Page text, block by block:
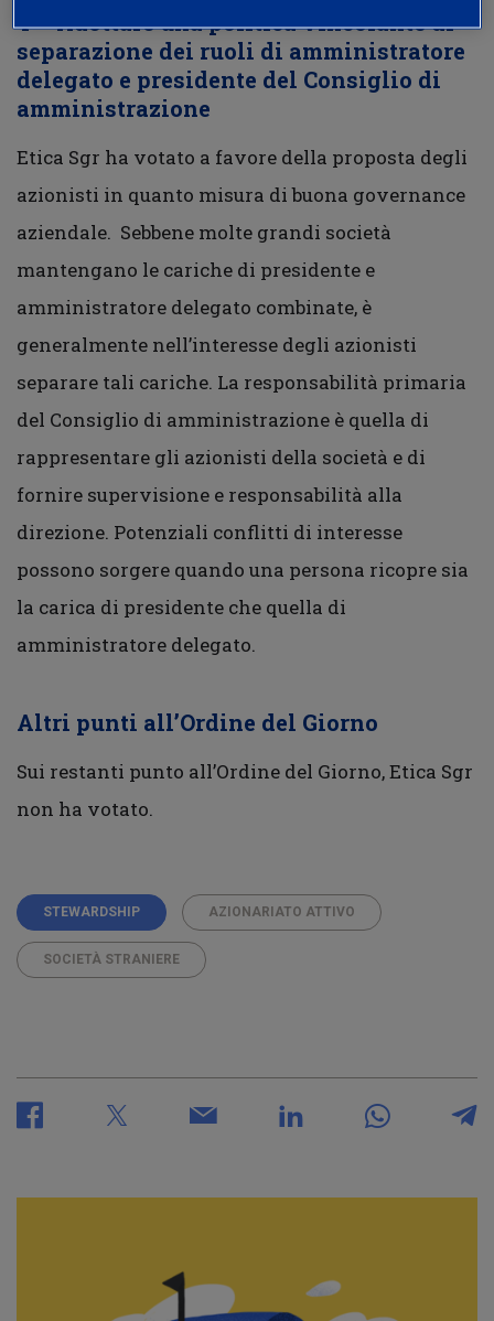
4 – Adottare una politica vincolante di
separazione dei ruoli di amministratore
delegato e presidente del Consiglio di
amministrazione
Etica Sgr ha votato a favore della proposta degli
azionisti in quanto misura di buona governance
aziendale. Sebbene molte grandi società
mantengano le cariche di presidente e
amministratore delegato combinate, è
generalmente nell’interesse degli azionisti
separare tali cariche. La responsabilità primaria
del Consiglio di amministrazione è quella di
rappresentare gli azionisti della società e di
fornire supervisione e responsabilità alla
direzione. Potenziali conflitti di interesse
possono sorgere quando una persona ricopre sia
la carica di presidente che quella di
amministratore delegato.
Altri punti all’Ordine del Giorno
Sui restanti punto all’Ordine del Giorno, Etica Sgr
non ha votato.
STEWARDSHIP AZIONARIATO ATTIVO
SOCIETÀ STRANIERE